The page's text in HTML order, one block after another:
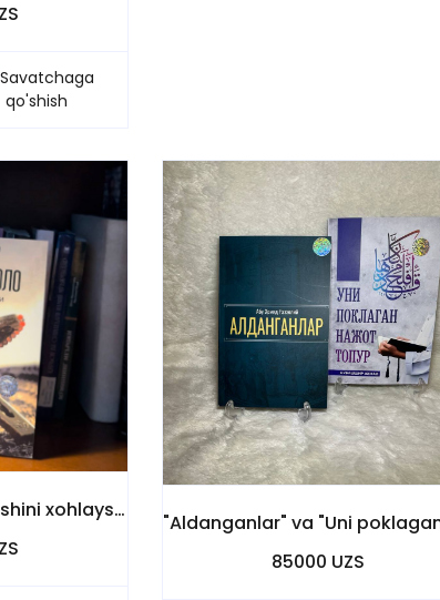
Savatchaga
qo'shish
Alloh taolo sizni eslashini xohlaysizmi kitobi
85000 UZS